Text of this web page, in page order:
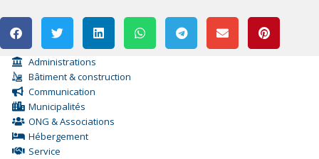
Administrations
Bâtiment & construction
Communication
Municipalités
ONG & Associations
Hébergement
Service